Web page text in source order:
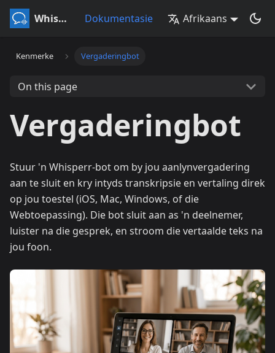
Whisperr Dokumentasie Afrikaans
Kenmerke Vergaderingbot
On this page
Vergaderingbot
Stuur 'n Whisperr-bot om by jou aanlynvergadering
aan te sluit en kry intyds transkripsie en vertaling direk
op jou toestel (iOS, Mac, Windows, of die
Webtoepassing). Die bot sluit aan as 'n deelnemer,
luister na die gesprek, en stroom die vertaalde teks na
jou foon.